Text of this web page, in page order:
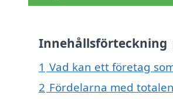
Innehållsförteckning
1 Vad kan ett företag
2 Fördelarna med